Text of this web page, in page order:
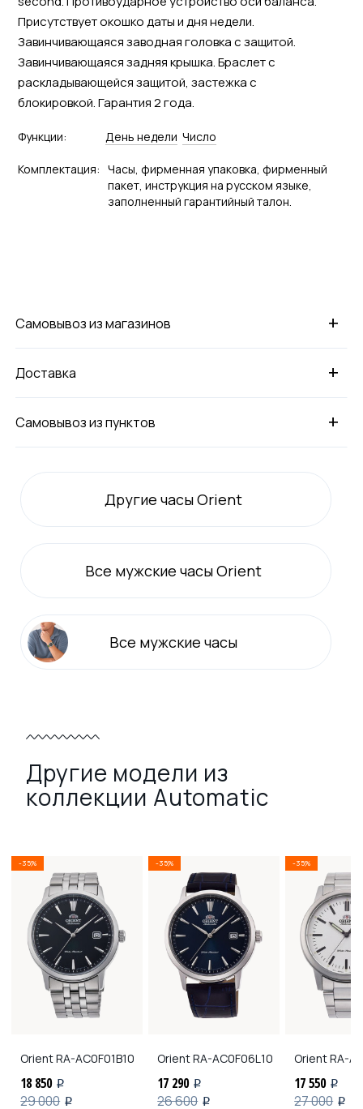
Присутствует окошко даты и дня недели.
Завинчивающаяся заводная головка с защитой.
Завинчивающаяся задняя крышка. Браслет с
раскладывающейся защитой, застежка с
блокировкой. Гарантия 2 года.
Функции: День недели Число
Комплектация: Часы, фирменная упаковка, фирменный
пакет, инструкция на русском языке,
заполненный гарантийный талон.
+
Самовывоз из магазинов
+
Доставка
+
Самовывоз из пунктов
Другие часы Orient
Все мужские часы Orient
Все мужские часы
Другие модели из
коллекции Automatic
-35%
OrientRA-AC0F01B10
18 850 i
29 000 i
-35%
OrientRA-AC0F06L10
17 290 i
26 600 i
-35%
OrientRA-
17 550 i
27 000 i